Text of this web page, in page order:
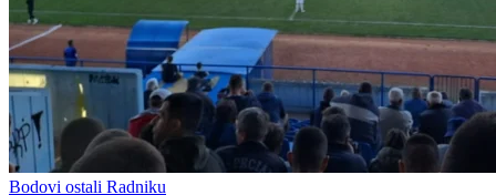
Bodovi ostali Radniku